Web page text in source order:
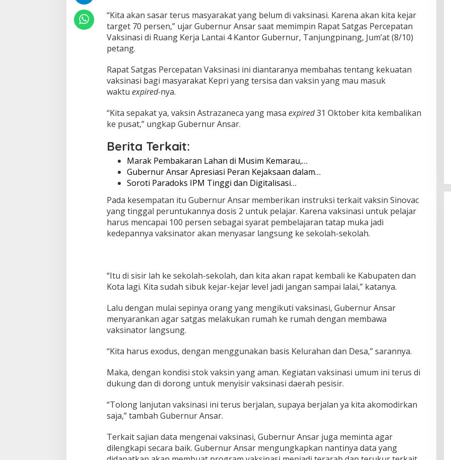
s
P
e
r
c
e
p
a
t
n
V
a
s
n
a
s
K
e
p
r
i
“Kita akan sasar terus masyarakat yang belum di vaksinasi. Karena akan kita kejar
target 70 persen,” ujar Gubernur Ansar saat memimpin Rapat Satgas Percepatan
Vaksinasi di Ruang Kerja Lantai 4 Kantor Gubernur, Tanjungpinang, Jum’at (8/10)
petang.
Rapat Satgas Percepatan Vaksinasi ini diantaranya membahas tentang kekuatan
vaksinasi bagi masyarakat Kepri yang tersisa dan vaksin yang mau masuk
waktu expired-nya.
“Kita sepakat ya, vaksin Astrazaneca yang masa expired31 Oktober kita kembalikan
ke pusat,” ungkap Gubernur Ansar.
Berita Terkait:
Marak Pembakaran Lahan di Musim Kemarau,…
Gubernur Ansar Apresiasi Peran Kejaksaan dalam…
Soroti Paradoks IPM Tinggi dan Digitalisasi…
Pada kesempatan itu Gubernur Ansar memberikan instruksi terkait vaksin Sinovac
yang tinggal peruntukannya dosis 2 untuk pelajar. Karena vaksinasi untuk pelajar
harus mencapai 100 persen sebagai syarat pembelajaran tatap muka jadi
kedepannya vaksinator akan menyasar langsung ke sekolah-sekolah.
“Itu di sisir lah ke sekolah-sekolah, dan kita akan rapat kembali ke Kabupaten dan
Kota lagi. Kita sudah sibuk kejar-kejar level jadi jangan sampai lalai,” katanya.
Lalu dengan mulai sepinya orang yang mengikuti vaksinasi, Gubernur Ansar
menyarankan agar satgas melakukan rumah ke rumah dengan membawa
vaksinator langsung.
“Kita harus exodus, dengan menggunakan basis Kelurahan dan Desa,” sarannya.
Maka, dengan kondisi stok vaksin yang aman. Kegiatan vaksinasi umum ini terus di
dukung dan di dorong untuk menyisir vaksinasi daerah pesisir.
“Tolong lanjutan vaksinasi ini terus berjalan, supaya berjalan ya kita akomodirkan
saja,” tambah Gubernur Ansar.
Terkait sajian data mengenai vaksinasi, Gubernur Ansar juga meminta agar
dilengkapi secara baik. Gubernur Ansar mengungkapkan nantinya data yang